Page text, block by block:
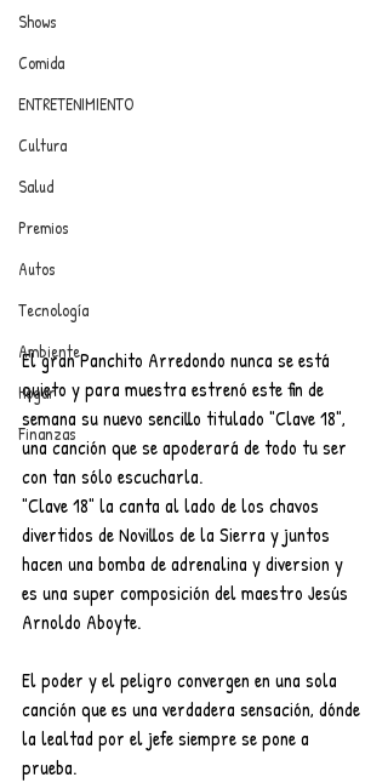
dinamicaseltrendytop@gmail.com
Shows
Comida
ENTRETENIMIENTO
Cultura
Salud
Premios
Autos
Tecnología
Ambiente
Hogar
Finanzas
El gran Panchito Arredondo nunca se está
quieto y para muestra estrenó este fin de
semana su nuevo sencillo titulado "Clave 18",
una canción que se apoderará de todo tu ser
con tan sólo escucharla.
"Clave 18" la canta al lado de los chavos
divertidos de Novillos de la Sierra y juntos
hacen una bomba de adrenalina y diversion y
es una super composición del maestro Jesús
Arnoldo Aboyte.
El poder y el peligro convergen en una sola
canción que es una verdadera sensación, dónde
la lealtad por el jefe siempre se pone a
prueba.